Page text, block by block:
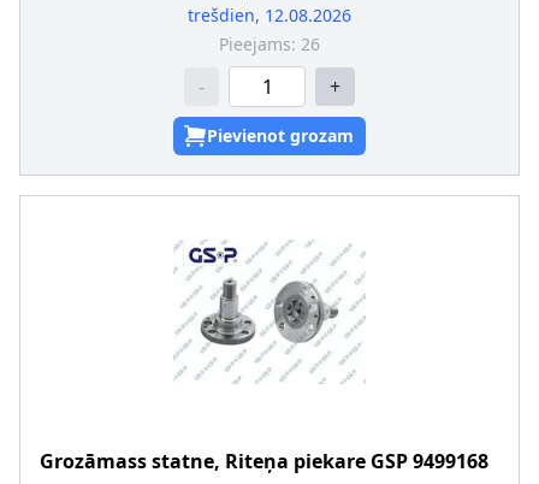
trešdien, 12.08.2026
Pieejams: 26
- +
Pievienot grozam
Grozāmass statne, Riteņa piekare GSP9499168